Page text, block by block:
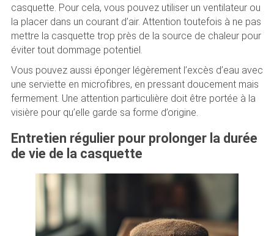
casquette. Pour cela, vous pouvez utiliser un ventilateur ou
la placer dans un courant d’air. Attention toutefois à ne pas
mettre la casquette trop près de la source de chaleur pour
éviter tout dommage potentiel.
Vous pouvez aussi éponger légèrement l’excès d’eau avec
une serviette en microfibres, en pressant doucement mais
fermement. Une attention particulière doit être portée à la
visière pour qu’elle garde sa forme d’origine.
Entretien régulier pour prolonger la durée
de vie de la casquette